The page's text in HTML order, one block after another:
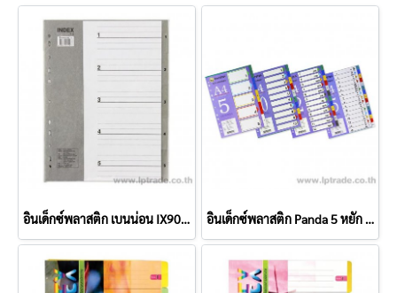
อินเด็กซ์พลาสติก เบนน่อน IX905 5 หยัก A4 อินเด็กซ์พลาสติก Panda 5 หยัก A4 คละสี